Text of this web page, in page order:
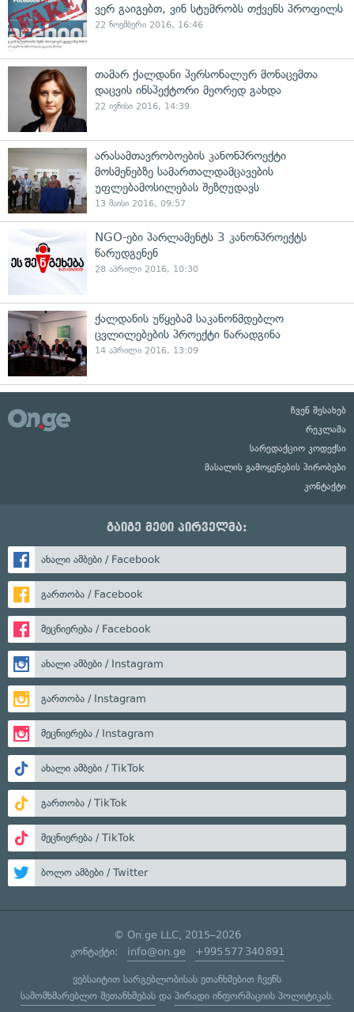
ვერ გაიგებთ, ვინ სტუმრობს თქვენს პროფილს
22 ნოემბერი 2016, 16:46
თამარ ქალდანი პერსონალურ მონაცემთა
დაცვის ინსპექტორი მეორედ გახდა
22 ივნისი 2016, 14:39
არასამთავრობოების კანონპროექტი
მოსმენებზე სამართალდამცავების
უფლებამოსილებას შეზღუდავს
13 მაისი 2016, 09:57
NGO-ები პარლამენტს 3 კანონპროექტს
წარუდგენენ
28 აპრილი 2016, 10:30
ქალდანის უწყებამ საკანონმდებლო
ცვლილებების პროექტი წარადგინა
14 აპრილი 2016, 13:09
ჩვენ შესახებ
რეკლამა
სარედაქციო კოდექსი
მასალის გამოყენების პირობები
კონტაქტი
გაიგე მეტი პირველმა:
ახალი ამბები / Facebook
გართობა / Facebook
მეცნიერება / Facebook
ახალი ამბები / Instagram
გართობა / Instagram
მეცნიერება / Instagram
ახალი ამბები / TikTok
გართობა / TikTok
მეცნიერება / TikTok
ბოლო ამბები / Twitter
© On.ge LLC, 2015–2026
კონტაქტი: info@on.ge +995 577 340 891
ვებსაიტით სარგებლობისას ეთანხმებით ჩვენს
სამომხმარებლო შეთანხმებასდა პირადი ინფორმაციის პოლიტიკას.